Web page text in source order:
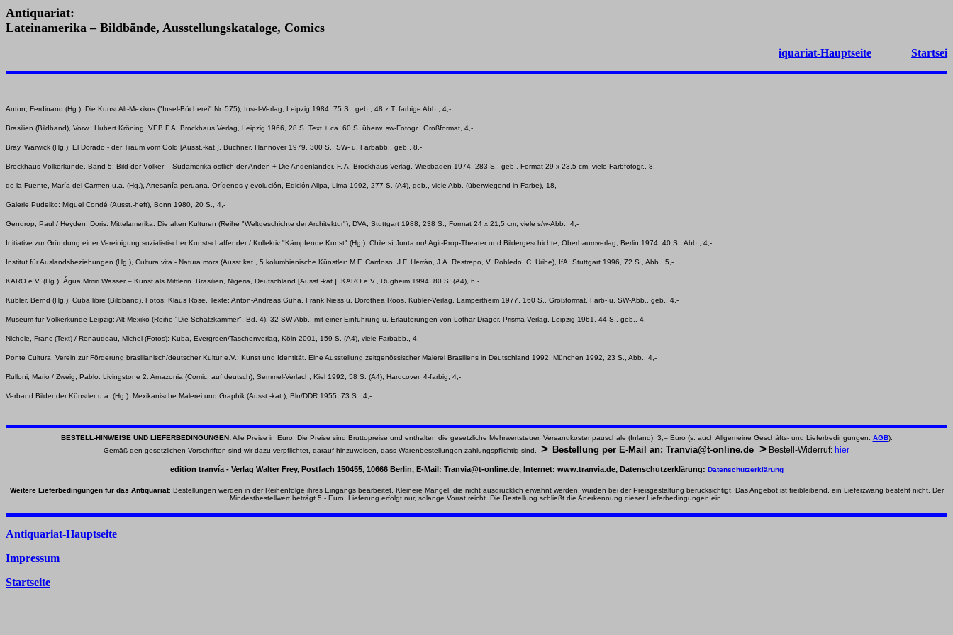
Antiquariat:
Lateinamerika – Bildbände, Ausstellungskataloge, Comics
iquariat-Hauptseite Startsei
Anton, Ferdinand (Hg.): Die Kunst Alt-Mexikos ("Insel-Bücherei" Nr. 575), Insel-Verlag, Leipzig 1984, 75 S., geb., 48 z.T. farbige Abb., 4,-
Brasilien (Bildband), Vorw.: Hubert Kröning, VEB F.A. Brockhaus Verlag, Leipzig 1966, 28 S. Text + ca. 60 S. überw. sw-Fotogr., Großformat, 4,-
Bray, Warwick (Hg.): El Dorado - der Traum vom Gold [Ausst.-kat.], Büchner, Hannover 1979, 300 S., SW- u. Farbabb., geb., 8,-
Brockhaus Völkerkunde, Band 5: Bild der Völker – Südamerika östlich der Anden + Die Andenländer, F. A. Brockhaus Verlag, Wiesbaden 1974, 283 S., geb., Format 29 x 23,5 cm, viele Farbfotogr., 8,-
de la Fuente, María del Carmen u.a. (Hg.), Artesanía peruana. Orígenes y evolución, Edición Allpa, Lima 1992, 277 S. (A4), geb., viele Abb. (überwiegend in Farbe), 18,-
Galerie Pudelko: Miguel Condé (Ausst.-heft), Bonn 1980, 20 S., 4,-
Gendrop, Paul / Heyden, Doris: Mittelamerika. Die alten Kulturen (Reihe "Weltgeschichte der Architektur"), DVA, Stuttgart 1988, 238 S., Format 24 x 21,5 cm, viele s/w-Abb., 4,-
Initiative zur Gründung einer Vereinigung sozialistischer Kunstschaffender / Kollektiv "Kämpfende Kunst" (Hg.): Chile sí Junta no! Agit-Prop-Theater und Bildergeschichte, Oberbaumverlag, Berlin 1974, 40 S., Abb., 4,-
Institut für Auslandsbeziehungen (Hg.), Cultura vita - Natura mors (Ausst.kat., 5 kolumbianische Künstler: M.F. Cardoso, J.F. Herrán, J.A. Restrepo, V. Robledo, C. Uribe), IfA, Stuttgart 1996, 72 S., Abb., 5,-
KARO e.V. (Hg.): Água Mmiri Wasser – Kunst als Mittlerin. Brasilien, Nigeria, Deutschland [Ausst.-kat.], KARO e.V., Rügheim 1994, 80 S. (A4), 6,-
Kübler, Bernd (Hg.): Cuba libre (Bildband), Fotos: Klaus Rose, Texte: Anton-Andreas Guha, Frank Niess u. Dorothea Roos, Kübler-Verlag, Lampertheim 1977, 160 S., Großformat, Farb- u. SW-Abb., geb., 4,-
Museum für Völkerkunde Leipzig: Alt-Mexiko (Reihe "Die Schatzkammer", Bd. 4), 32 SW-Abb., mit einer Einführung u. Erläuterungen von Lothar Dräger, Prisma-Verlag, Leipzig 1961, 44 S., geb., 4,-
Nichele, Franc (Text) / Renaudeau, Michel (Fotos): Kuba, Evergreen/Taschenverlag, Köln 2001, 159 S. (A4), viele Farbabb., 4,-
Ponte Cultura, Verein zur Förderung brasilianisch/deutscher Kultur e.V.: Kunst und Identität. Eine Ausstellung zeitgenössischer Malerei Brasiliens in Deutschland 1992, München 1992, 23 S., Abb., 4 ,-
Rulloni, Mario / Zweig, Pablo: Livingstone 2: Amazonia (Comic, auf deutsch), Semmel-Verlach, Kiel 1992, 58 S. (A4), Hardcover, 4-farbig, 4,-
Verband Bildender Künstler u.a. (Hg.): Mexikanische Malerei und Graphik (Ausst.-kat.), Bln/DDR 1955, 73 S., 4,-
BESTELL-HINWEISE UND LIEFERBEDINGUNGEN:Alle Preise in Euro. Die Preise sind Bruttopreise und enthalten die gesetzliche Mehrwertsteuer. Versandkostenpauschale (Inland): 3,– Euro (s. auch Allgemeine Geschäfts- und Lieferbedingungen: AGB).
Gemäß den gesetzlichen Vorschriften sind wir dazu verpflichtet, darauf hinzuweisen, dass Warenbestellungen zahlungspflichtig sind. > Bestellung per E-Mail an: Tranvia@t-online.de > Bestell-Widerruf: hier
edition tranvía - Verlag Walter Frey, Postfach 150455, 10666 Berlin, E-Mail: Tranvia@t-online.de, Internet: www.tranvia.de, Datenschutzerklärung: Datenschutzerklärung
Weitere Lieferbedingungen für das Antiquariat: Bestellungen werden in der Reihenfolge ihres Eingangs bearbeitet. Kleinere Mängel, die nicht ausdrücklich erwähnt werden, wurden bei der Preisgestaltung berücksichtigt. Das Angebot ist freibleibend, ein Lieferzwang besteht nicht. Der
Mindestbestellwert beträgt 5,- Euro. Lieferung erfolgt nur, solange Vorrat reicht. Die Bestellung schließt die Anerkennung dieser Lieferbedingungen ein.
Antiquariat-Hauptseite
Impressum
Startseite